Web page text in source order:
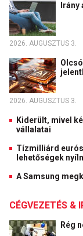
2026. AUGUSZTUS 3.
2026. AUGUSZTUS 3.
Kiderült, mivel
vállalatai
Tízmilliárd
lehetőségek
A Samsung
CÉGVEZETÉS &
Rég